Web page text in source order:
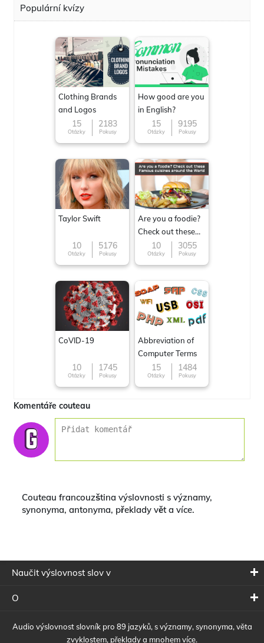
Populární kvízy
Clothing Brands
and Logos
15
Otázky
2183
Pokusy
How good are you
in English?
15
Otázky
9195
Pokusy
Taylor Swift
10
Otázky
5176
Pokusy
Are you a foodie?
Check out these
Famous cuisines
around the World
10
Otázky
3055
Pokusy
CoVID-19
10
Otázky
1745
Pokusy
Abbreviation of
Computer Terms
15
Otázky
1484
Pokusy
Komentáře couteau
Couteau francouzština výslovnosti s významy,
synonyma, antonyma, překlady vět a více.
Naučit výslovnost slov v
O
Audio výslovnost slovník pro 89 jazyků, s významy, synonyma, věta
zvyklostem, překlady a mnohem více.